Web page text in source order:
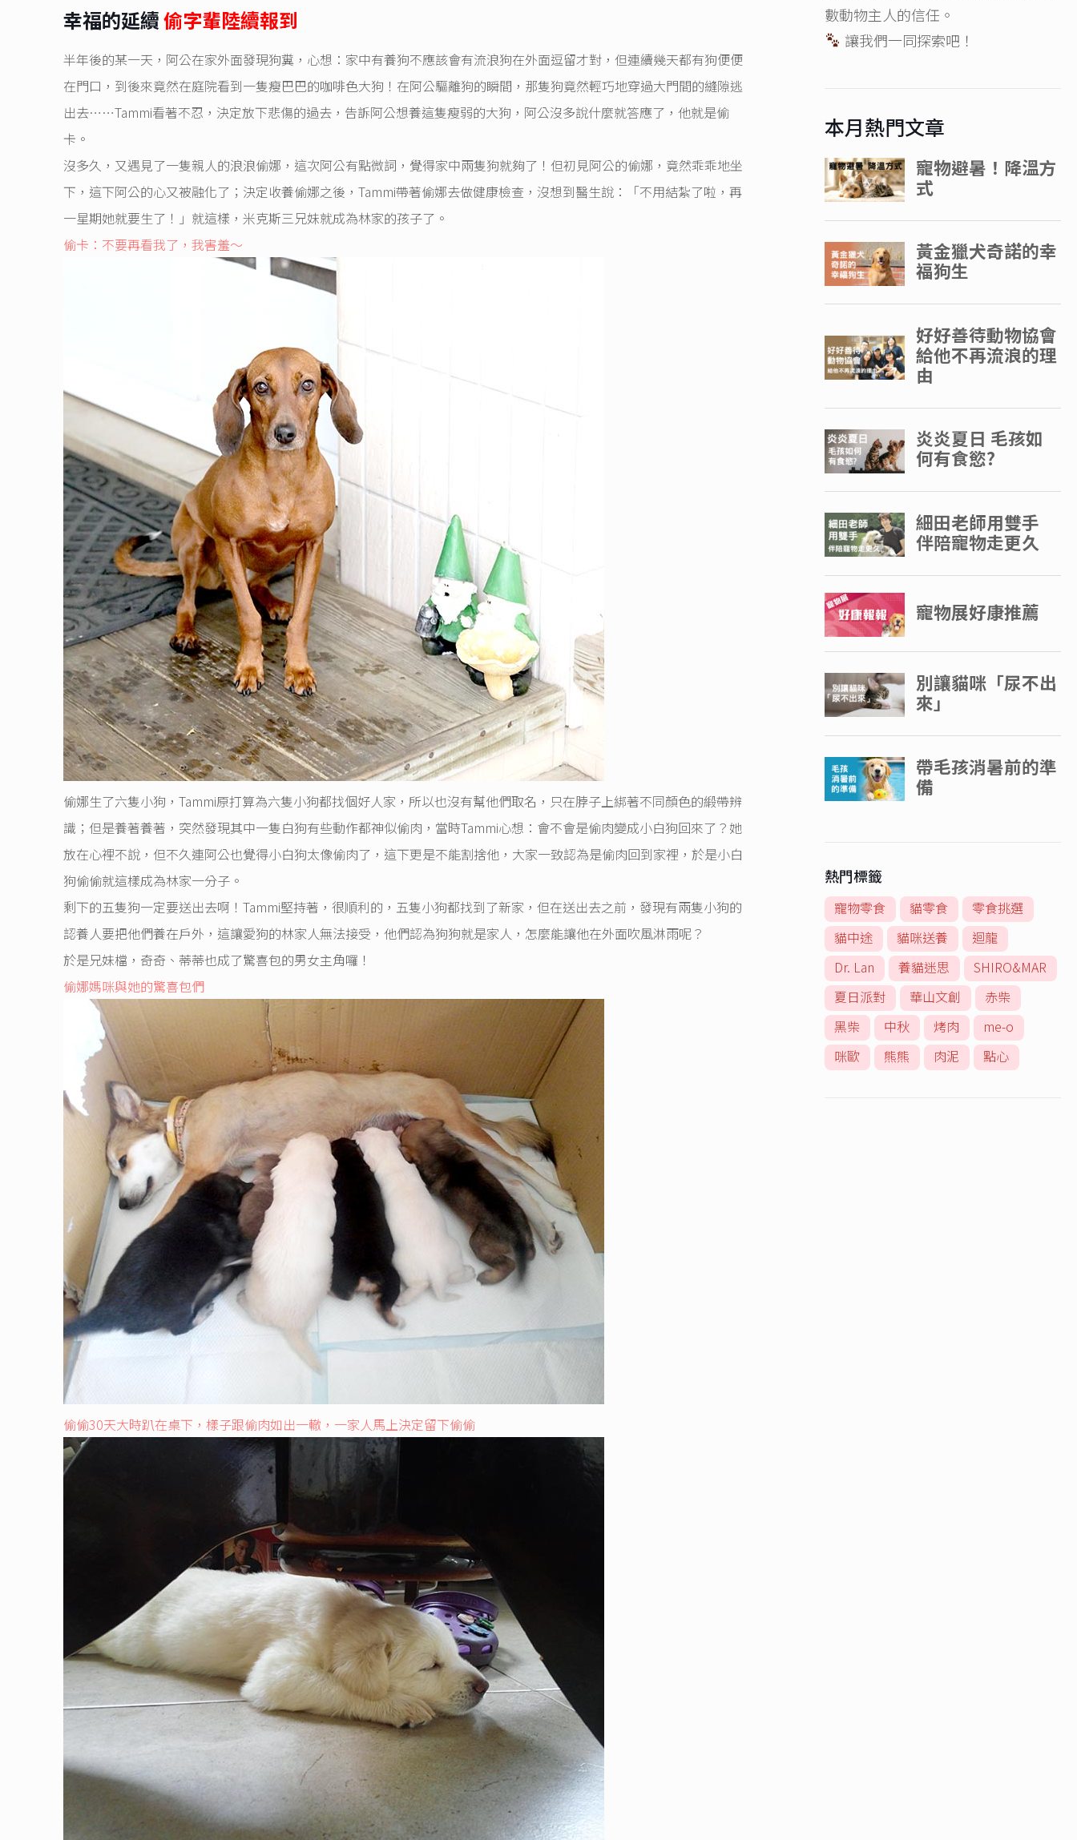
幸福的延續偷字輩陸續報到
半年後的某一天，阿公在家外面發現狗糞，心想：家中有養狗不應該會有流浪狗在外面逗留才對，但連續幾天都有狗便便
在門口，到後來竟然在庭院看到一隻瘦巴巴的咖啡色大狗！在阿公驅離狗的瞬間，那隻狗竟然輕巧地穿過大門間的縫隙逃
出去……Tammi看著不忍，決定放下悲傷的過去，告訴阿公想養這隻瘦弱的大狗，阿公沒多說什麼就答應了，他就是偷
卡。
沒多久，又遇見了一隻親人的浪浪偷娜，這次阿公有點微詞，覺得家中兩隻狗就夠了！但初見阿公的偷娜，竟然乖乖地坐
下，這下阿公的心又被融化了；決定收養偷娜之後，Tammi帶著偷娜去做健康檢查，沒想到醫生說：「不用結紮了啦，再
一星期她就要生了！」就這樣，米克斯三兄妹就成為林家的孩子了。
偷卡：不要再看我了，我害羞～
偷娜生了六隻小狗，Tammi原打算為六隻小狗都找個好人家，所以也沒有幫他們取名，只在脖子上綁著不同顏色的緞帶辨
識；但是養著養著，突然發現其中一隻白狗有些動作都神似偷肉，當時Tammi心想：會不會是偷肉變成小白狗回來了？她
放在心裡不說，但不久連阿公也覺得小白狗太像偷肉了，這下更是不能割捨他，大家一致認為是偷肉回到家裡，於是小白
狗偷偷就這樣成為林家一分子。
剩下的五隻狗一定要送出去啊！Tammi堅持著，很順利的，五隻小狗都找到了新家，但在送出去之前，發現有兩隻小狗的
認養人要把他們養在戶外，這讓愛狗的林家人無法接受，他們認為狗狗就是家人，怎麼能讓他在外面吹風淋雨呢？
於是兄妹檔，奇奇、蒂蒂也成了驚喜包的男女主角囉！
偷娜媽咪與她的驚喜包們
偷偷30天大時趴在桌下，樣子跟偷肉如出一轍，一家人馬上決定留下偷偷
數動物主人的信任。
讓我們一同探索吧！
本月熱門文章
熱門標籤
寵物零食 貓零食
零食挑選
貓中途
貓咪送養
迴龍
Dr. Lan
養貓迷思
SHIRO&MAR
夏日派對
華山文創
赤柴
黑柴
中秋 烤肉
me-o
咪歐
熊熊 肉泥 點心